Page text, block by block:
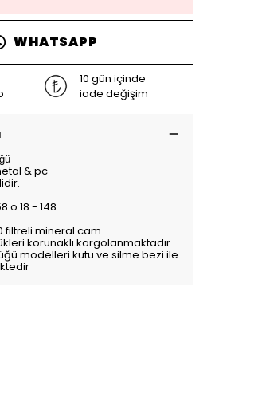
WHATSAPP
10 gün içinde
iade değişim
& pc
o 18 - 148
filtreli mineral cam
korunaklı kargolanmaktadır.
modelleri kutu ve silme bezi ile